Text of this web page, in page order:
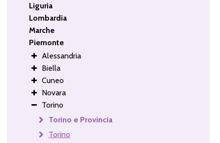
Liguria
Lombardia
Marche
Piemonte
Alessandria
Biella
Cuneo
Novara
Torino
Torino e Provincia
Torino